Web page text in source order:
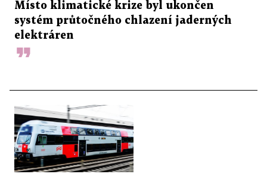
Místo klimatické krize byl ukončen
systém průtočného chlazení jaderných
elektráren